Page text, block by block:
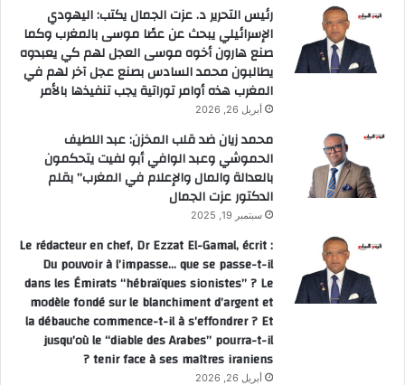
رئيس التحرير د. عزت الجمال يكتب: اليهودي
الإسرائيلي يبحث عن عصًا موسى بالمغرب وكما
صنع هارون أخوه موسى العجل لهم كي يعبدوه
يطالبون محمد السادس بصنع عجل آخر لهم في
المغرب هذه أوامر توراتية يجب تنفيذها بالأمر
أبريل 26, 2026
محمد زيان ضد قلب المخزن: عبد اللطيف
الحموشي وعبد الوافي أبو لفيت يتحكمون
بالعدالة والمال والإعلام في المغرب” بقلم
الدكتور عزت الجمال
سبتمبر 19, 2025
Le rédacteur en chef, Dr Ezzat El-Gamal, écrit :
Du pouvoir à l’impasse… que se passe-t-il
dans les Émirats “hébraïques sionistes” ? Le
modèle fondé sur le blanchiment d’argent et
la débauche commence-t-il à s’effondrer ? Et
jusqu’où le “diable des Arabes” pourra-t-il
tenir face à ses maîtres iraniens ?
أبريل 26, 2026